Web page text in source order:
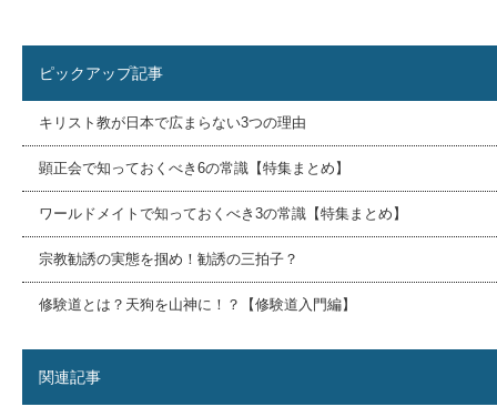
ピックアップ記事
キリスト教が日本で広まらない3つの理由
顕正会で知っておくべき6の常識【特集まとめ】
ワールドメイトで知っておくべき3の常識【特集まとめ】
宗教勧誘の実態を掴め！勧誘の三拍子？
修験道とは？天狗を山神に！？【修験道入門編】
関連記事